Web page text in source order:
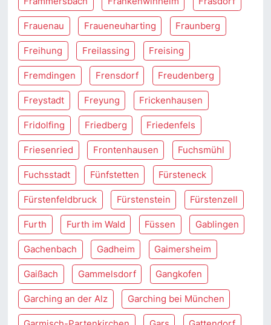
Frauenau Fraueneuharting Fraunberg
Freihung Freilassing Freising
Fremdingen Frensdorf Freudenberg
Freystadt Freyung Frickenhausen
Fridolfing Friedberg Friedenfels
Friesenried Frontenhausen Fuchsmühl
Fuchsstadt Fünfstetten Fürsteneck
Fürstenfeldbruck Fürstenstein Fürstenzell
Furth Furth im Wald Füssen Gablingen
Gachenbach Gadheim Gaimersheim
Gaißach Gammelsdorf Gangkofen
Garching an der Alz Garching bei München